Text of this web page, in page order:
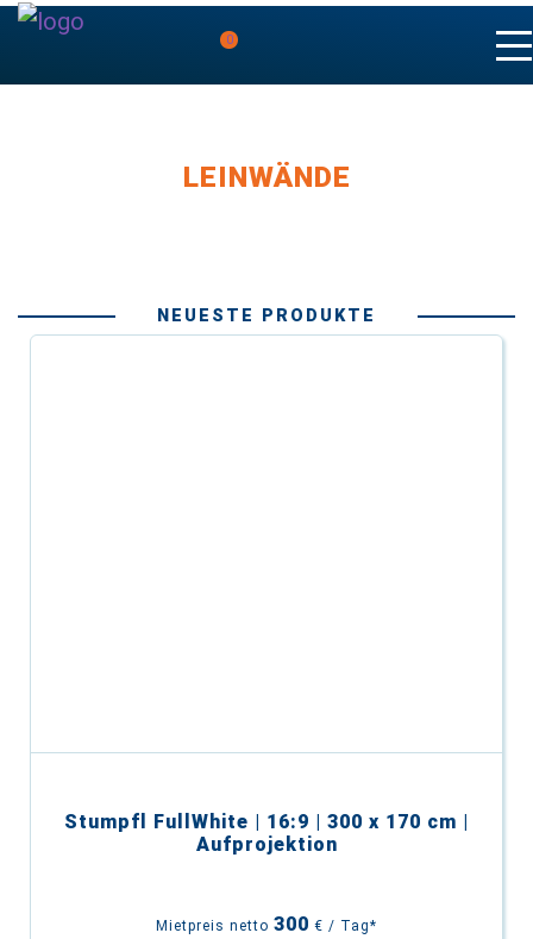
0
LEINWÄNDE
NEUESTE PRODUKTE
Stumpfl FullWhite | 16:9 | 300 x 170 cm |
Aufprojektion
Mietpreis netto 300 € / Tag*